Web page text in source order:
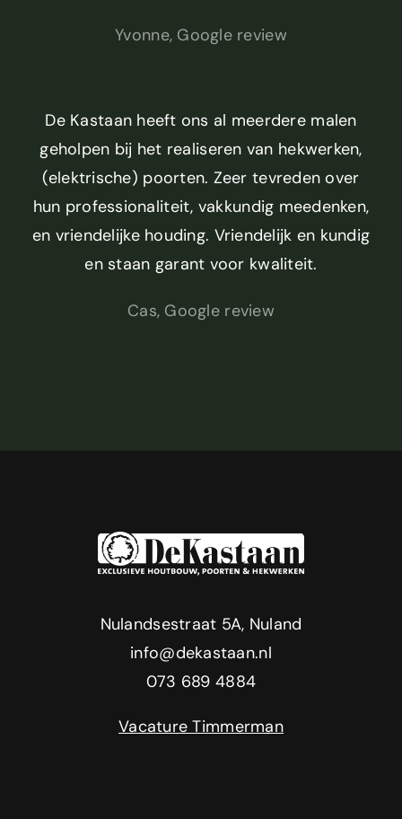
Yvonne, Google review
De Kastaan heeft ons al meerdere malen
geholpen bij het realiseren van hekwerken,
(elektrische) poorten. Zeer tevreden over
hun professionaliteit, vakkundig meedenken,
en vriendelijke houding. Vriendelijk en kundig
en staan garant voor kwaliteit.
Cas, Google review
Nulandsestraat 5A, Nuland
info@dekastaan.nl
073 689 4884
Vacature Timmerman